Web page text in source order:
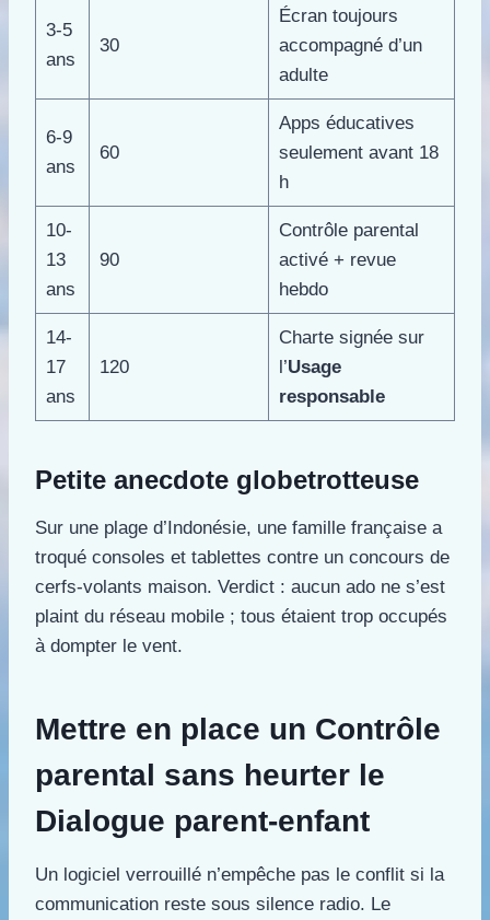
3-5
ans
30
Écran toujours
accompagné d’un
adulte
6-9
ans
60
Apps éducatives
seulement avant 18
h
10-
13
ans
90
Contrôle parental
activé + revue
hebdo
14-
17
ans
120
Charte signée sur
l’Usage
responsable
Petite anecdote globetrotteuse
Sur une plage d’Indonésie, une famille française a
troqué consoles et tablettes contre un concours de
cerfs-volants maison. Verdict : aucun ado ne s’est
plaint du réseau mobile ; tous étaient trop occupés
à dompter le vent.
Mettre en place un Contrôle
parental sans heurter le
Dialogue parent-enfant
Un logiciel verrouillé n’empêche pas le conflit si la
communication reste sous silence radio. Le